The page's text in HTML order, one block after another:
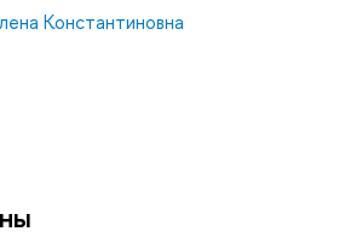
Константиновна